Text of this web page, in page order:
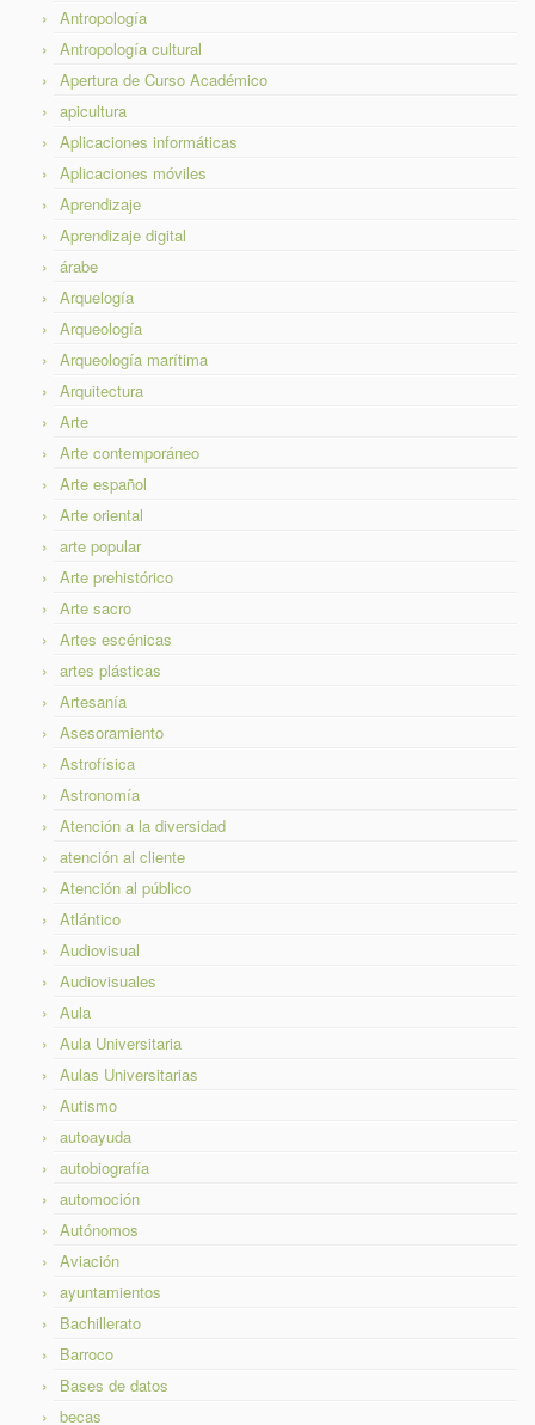
Antropología
Antropología cultural
Apertura de Curso Académico
apicultura
Aplicaciones informáticas
Aplicaciones móviles
Aprendizaje
Aprendizaje digital
árabe
Arquelogía
Arqueología
Arqueología marítima
Arquitectura
Arte
Arte contemporáneo
Arte español
Arte oriental
arte popular
Arte prehistórico
Arte sacro
Artes escénicas
artes plásticas
Artesanía
Asesoramiento
Astrofísica
Astronomía
Atención a la diversidad
atención al cliente
Atención al público
Atlántico
Audiovisual
Audiovisuales
Aula
Aula Universitaria
Aulas Universitarias
Autismo
autoayuda
autobiografía
automoción
Autónomos
Aviación
ayuntamientos
Bachillerato
Barroco
Bases de datos
becas